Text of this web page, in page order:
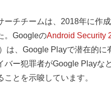
ーチチームは、2018年に作
。GoogleのAndroid Security
は、Google Playで潜在的
バー犯罪者がGoogle Playな
とを示唆しています。